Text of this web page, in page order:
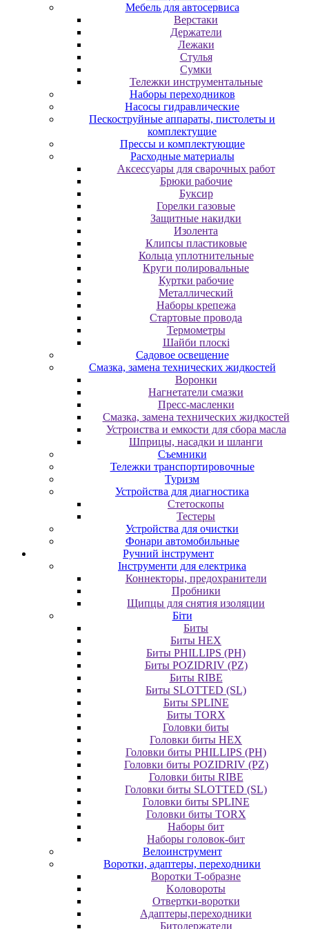
Мебель для автосервиса
Верстаки
Держатели
Лежаки
Стулья
Сумки
Тележки инструментальные
Наборы переходников
Насосы гидравлические
Пескоструйные аппараты, пистолеты и
комплектущие
Прессы и комплектующие
Расходные материалы
Аксессуары для сварочных работ
Брюки рабочие
Буксир
Горелки газовые
Защитные накидки
Изолента
Клипсы пластиковые
Кольца уплотнительные
Круги полировальные
Куртки рабочие
Металлический
Наборы крепежа
Стартовые провода
Термометры
Шайби плоскі
Садовое освещение
Смазка, замена технических жидкостей
Воронки
Нагнетатели смазки
Пресс-масленки
Смазка, замена технических жидкостей
Устроиства и емкости для сбора масла
Шприцы, насадки и шланги
Съемники
Тележки транспортировочные
Туризм
Устройства для диагностика
Стетоскопы
Тестеры
Устройства для очистки
Фонари автомобильные
Ручний інструмент
Інструменти для електрика
Коннекторы, предохранители
Пробники
Щипцы для снятия изоляции
Біти
Биты
Биты HEX
Биты PHILLIPS (PH)
Биты POZIDRIV (PZ)
Биты RIBE
Биты SLOTTED (SL)
Биты SPLINE
Биты TORX
Головки биты
Головки биты HEX
Головки биты PHILLIPS (PH)
Головки биты POZIDRIV (PZ)
Головки биты RIBE
Головки биты SLOTTED (SL)
Головки биты SPLINE
Головки биты TORX
Наборы бит
Наборы головок-бит
Велоинструмент
Воротки, адаптеры, переходники
Bopoтки T-oбpaзне
Koлoвopoты
Oтвepтки-вopoтки
Адаптеры,переходники
Битодержатели